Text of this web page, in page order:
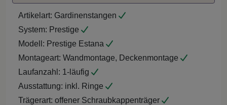
Artikelart: Gardinenstangen
System: Prestige
Modell: Prestige Estana
Montageart: Wandmontage, Deckenmontage
Laufanzahl: 1-läufig
Ausstattung: inkl. Ringe
Trägerart: offener Schraubkappenträger